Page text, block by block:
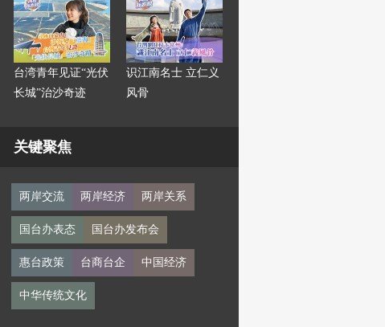
台湾青年见证“光伏
长城”治沙奇迹
识江南名士 立仁义
风骨
关键聚焦
两岸交流 两岸经济 两岸关系
国台办表态 国台办发布会
惠台政策 台商台企 中国经济
中华传统文化